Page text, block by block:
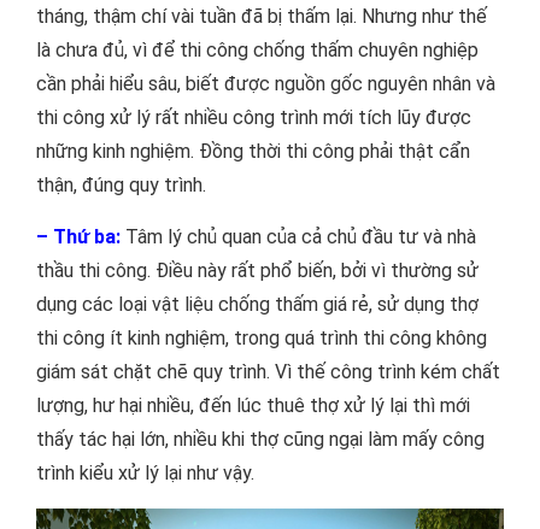
tháng, thậm chí vài tuần đã bị thấm lại. Nhưng như thế
là chưa đủ, vì để thi công chống thấm chuyên nghiệp
cần phải hiểu sâu, biết được nguồn gốc nguyên nhân và
thi công xử lý rất nhiều công trình mới tích lũy được
những kinh nghiệm. Đồng thời thi công phải thật cẩn
thận, đúng quy trình.
– Thứ ba: Tâm lý chủ quan của cả chủ đầu tư và nhà
thầu thi công. Điều này rất phổ biến, bởi vì thường sử
dụng các loại vật liệu chống thấm giá rẻ, sử dụng thợ
thi công ít kinh nghiệm, trong quá trình thi công không
giám sát chặt chẽ quy trình. Vì thế công trình kém chất
lượng, hư hại nhiều, đến lúc thuê thợ xử lý lại thì mới
thấy tác hại lớn, nhiều khi thợ cũng ngại làm mấy công
trình kiểu xử lý lại như vậy.